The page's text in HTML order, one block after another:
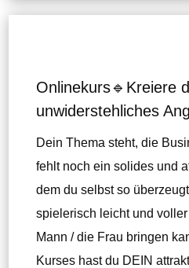
Onlinekurs🔹Kreiere
unwiderstehliches
Dein Thema steht, die
fehlt noch ein solides und
dem du selbst so
spielerisch leicht und
Mann / die Frau bringen
Kurses hast du DEIN